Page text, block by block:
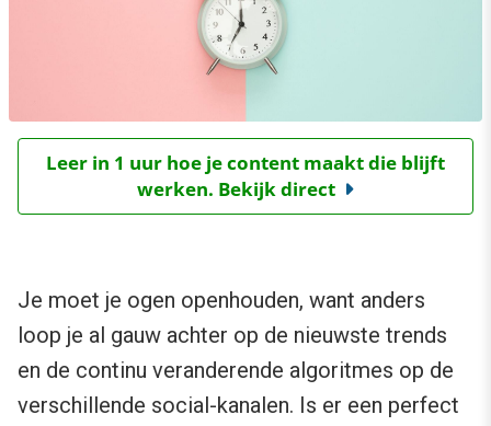
Leer in 1 uur hoe je content maakt die blijft
werken. Bekijk direct
Je moet je ogen openhouden, want anders
loop je al gauw achter op de nieuwste trends
en de continu veranderende algoritmes op de
verschillende social-kanalen. Is er een perfect